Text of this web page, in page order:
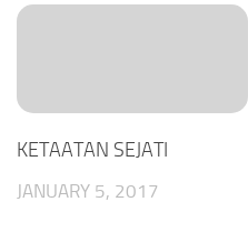
KETAATAN SEJATI
JANUARY 5, 2017